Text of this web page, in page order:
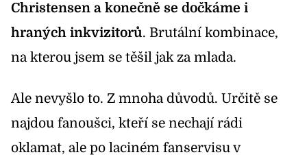
Christensen a konečně se dočkáme i
hraných inkvizitorů. Brutální kombinace,
na kterou jsem se těšil jak za mlada.
Ale nevyšlo to. Z mnoha důvodů. Určitě se
najdou fanoušci, kteří se nechají rádi
oklamat, ale po laciném fanservisu v